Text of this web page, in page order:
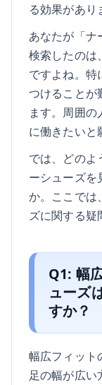
る効果があり
あなたが「ナ
検索したのは
ですよね。特
つけることが
ます。周囲
に働きたいと
では、どのよ
ーシューズを
か。ここでは
ズに関する疑
Q1: 幅
ューズ
すか？
幅広フィット
足の幅が広い